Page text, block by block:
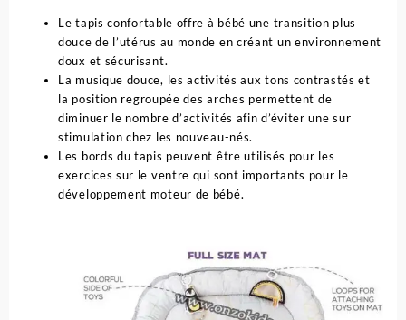
Le tapis confortable offre à bébé une transition plus
douce de l’utérus au monde en créant un environnement
doux et sécurisant.
La musique douce, les activités aux tons contrastés et
la position regroupée des arches permettent de
diminuer le nombre d’activités afin d’éviter une sur
stimulation chez les nouveau-nés.
Les bords du tapis peuvent être utilisés pour les
exercices sur le ventre qui sont importants pour le
développement moteur de bébé.